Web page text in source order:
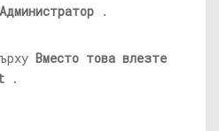
Администратор .
Вместо това влезте
.